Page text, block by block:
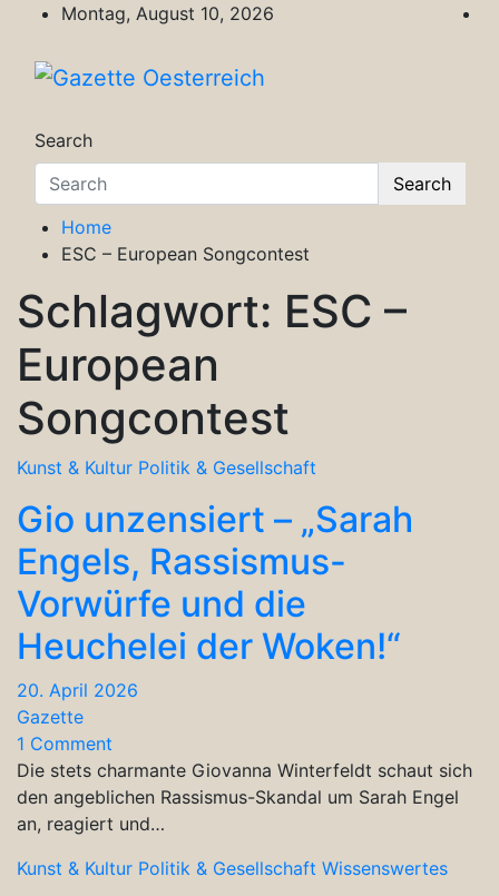
content
Montag, August 10, 2026
Search
Search
Home
ESC – European Songcontest
Schlagwort: ESC –
European
Songcontest
Kunst & Kultur Politik & Gesellschaft
Gio unzensiert – „Sarah
Engels, Rassismus-
Vorwürfe und die
Heuchelei der Woken!“
20. April 2026
Gazette
1 Comment
Die stets charmante Giovanna Winterfeldt schaut sich
den angeblichen Rassismus-Skandal um Sarah Engel
an, reagiert und…
Kunst & Kultur Politik & Gesellschaft Wissenswertes